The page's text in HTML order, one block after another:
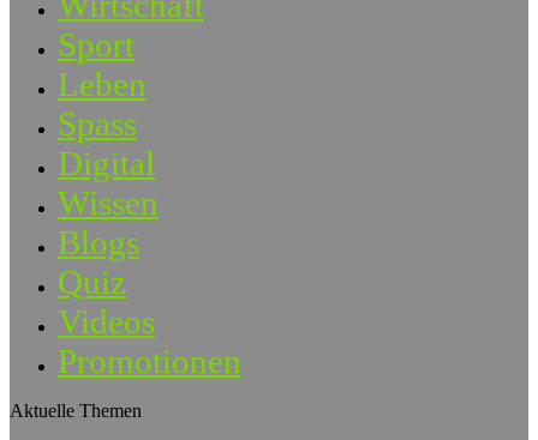
Sport
Leben
Spass
Digital
Wissen
Blogs
Quiz
Videos
Promotionen
Aktuelle Themen